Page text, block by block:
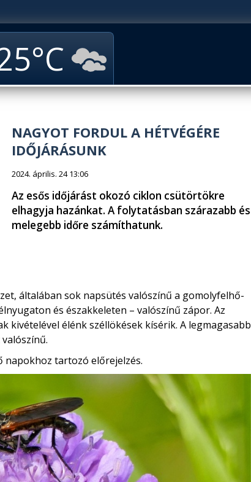
NAGYOT FORDUL A HÉTVÉGÉRE
IDŐJÁRÁSUNK
2024. április. 24 13:06
Az esős időjárást okozó ciklon csütörtökre
elhagyja hazánkat. A folytatásban szárazabb és
melegebb időre számíthatunk.
általában sok napsütés valószínű a gomolyfelhő-
és északkeleten – valószínű zápor. Az
kivételével élénk széllökések kísérik. A legmagasabb
napokhoz tartozó előrejelzés.